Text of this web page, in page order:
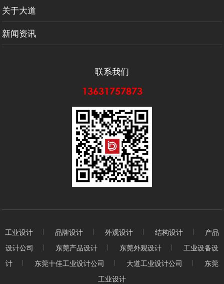
关于大道
新闻资讯
联系我们
13631757873
工业设计 品牌设计 外观设计 结构设计
产品
设计公司
东莞产品设计 东莞外观设计
工业设备设
计
东莞十佳工业设计公司 大道工业设计公司
东莞
工业设计